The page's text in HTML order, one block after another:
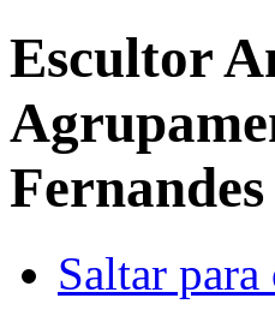
Escultor
Fernandes
Saltar